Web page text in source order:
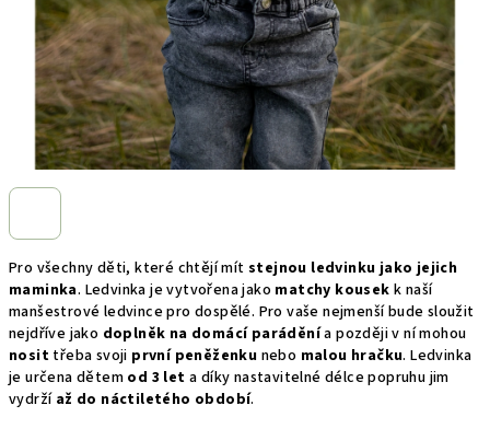
Pro všechny děti, které chtějí mít stejnou ledvinku jako jejich
maminka. Ledvinka je vytvořena jako matchy kousek k naší
manšestrové ledvince pro dospělé. Pro vaše nejmenší bude sloužit
nejdříve jako doplněk na domácí paráděnía později v ní mohou
nosit třeba svoji první peněženku nebo malou hračku. Ledvinka
je určena dětem od 3 let a díky nastavitelné délce popruhu jim
vydrží až do náctiletého období.